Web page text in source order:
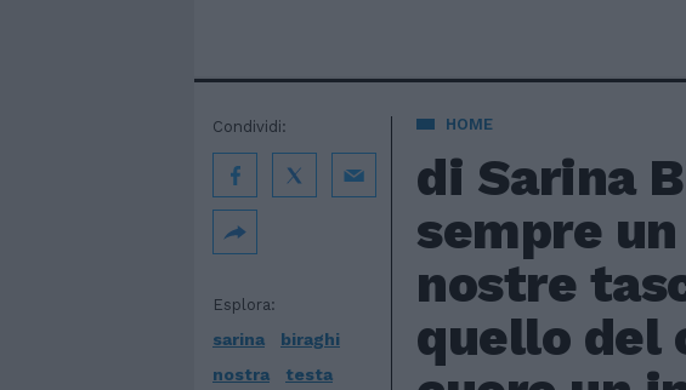
HOME
di Sarina
sempre
nostre
quello del
Esplora:
sarina
biraghi
nostra
testa
Condividi: